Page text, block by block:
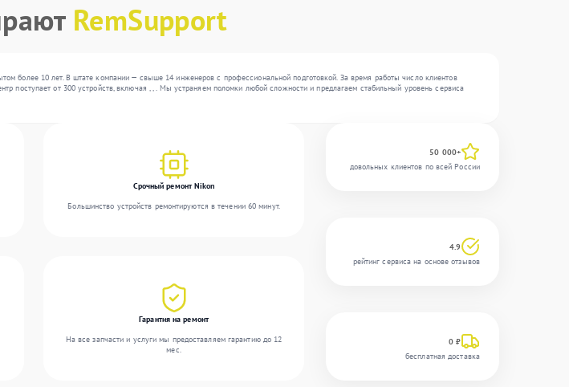
RemSupport
более 10 лет. В штате компании — свыше 14 инженеров с профессиональной подготовкой. За время работы число клиентов
от 300 устройств, включая , , . Мы устраняем поломки любой сложности и предлагаем стабильный уровень сервиса
Срочный ремонт Nikon
Большинство устройств ремонтируются в течении 60 минут.
Гарантия на ремонт
На все запчасти и услуги мы предоставляем гарантию до 12
мес.
50 000+
довольных клиентов по всей России
4.9
рейтинг сервиса на основе отзывов
0 ₽
бесплатная доставка